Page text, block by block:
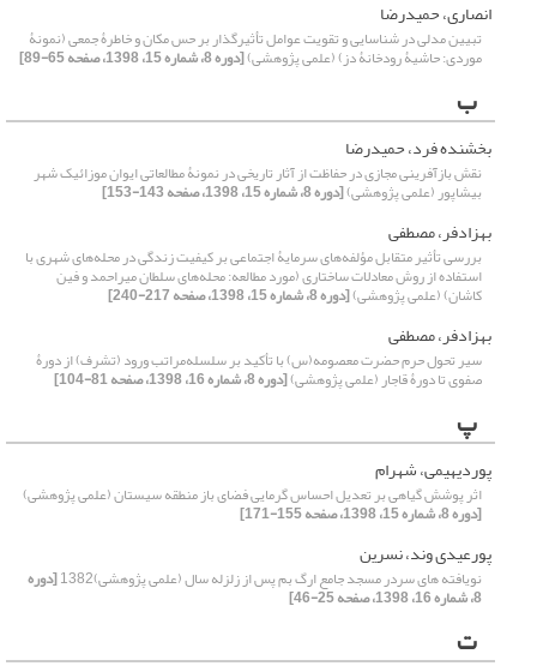
انصاری، حمیدرضا
تبیین مدلی در شناسایی و تقویت عوامل تأثیرگذار بر حس مکان و خاطرۀ جمعی (نمونۀ
موردی: حاشیۀ رودخانۀ دز) (علمی پژوهشی)[دوره 8، شماره 15، 1398، صفحه 65-89]
ب
بخشنده فرد، حمیدرضا
نقش بازآفرینی مجازی در حفاظت از آثار تاریخی در نمونۀ مطالعاتی ایوان ‌موزائیک شهر
بیشاپور (علمی پژوهشی)[دوره 8، شماره 15، 1398، صفحه 143-153]
بهزادفر، مصطفی
بررسی تأثیر متقابل مؤلفه‌های سرمایۀ اجتماعی بر کیفیت زندگی در محله‌های شهری با
استفاده از روش معادلات ساختاری (مورد مطالعه: محله‌های سلطان میراحمد و فین
کاشان) (علمی پژوهشی)[دوره 8، شماره 15، 1398، صفحه 217-240]
بهزادفر، مصطفی
سیر تحول حرم حضرت معصومه(س) با تأکید بر سلسله‌مراتب ورود (تشرف) از دورۀ
صفوی تا دورۀ قاجار (علمی پژوهشی)[دوره 8، شماره 16، 1398، صفحه 81-104]
پ
پوردیهیمی، شهرام
اثر پوشش گیاهی بر تعدیل احساس گرمایی فضای باز منطقه سیستان (علمی پژوهشی)
[دوره 8، شماره 15، 1398، صفحه 155-171]
پورعیدی وند، نسرین
نویافته های سردر مسجد جامع ارگ بم پس از زلزله سال (علمی پژوهشی)1382 [دوره
8، شماره 16، 1398، صفحه 25-46]
ت